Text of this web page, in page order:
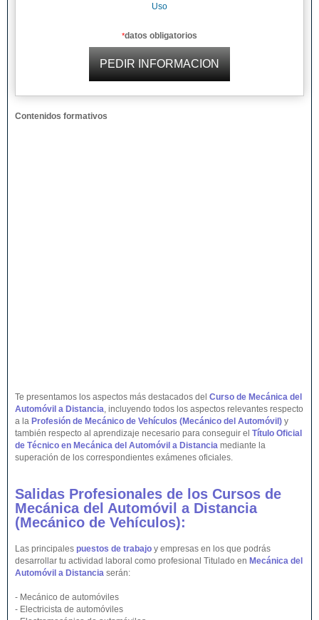
Uso
*datos obligatorios
Contenidos formativos
Te presentamos los aspectos más destacados del Curso de Mecánica del
Automóvil a Distancia, incluyendo todos los aspectos relevantes respecto
a la Profesión de Mecánico de Vehículos (Mecánico del Automóvil) y
también respecto al aprendizaje necesario para conseguir el Título Oficial
de Técnico en Mecánica del Automóvil a Distancia mediante la
superación de los correspondientes exámenes oficiales.
Salidas Profesionales de los Cursos de
Mecánica del Automóvil
a Distancia
(Mecánico de Vehículos):
Las principales puestos de trabajo y empresas en los que podrás
desarrollar tu actividad laboral como profesional Titulado en Mecánica del
Automóvil a Distancia serán:
- Mecánico de automóviles
- Electricista de automóviles